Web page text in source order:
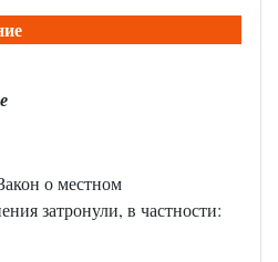
о местном
затронули, в частности: